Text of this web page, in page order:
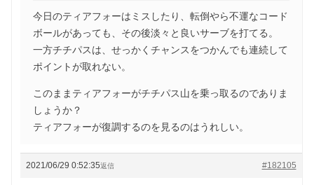
今日のティアフォーはミスしたり、転倒やら不運なコード
ボールがあっても、その後淡々と良いサーブを打てる。
一方チチパスは、せっかくチャンスをつかんでも連続して
ポイントが取れない。
このままティアフォーがチチパス山を乗っ取るのでありま
しょうか？
ティアフォーが復調するのを見るのはうれしい。
2021/06/29 0:52:35 #182105
返信